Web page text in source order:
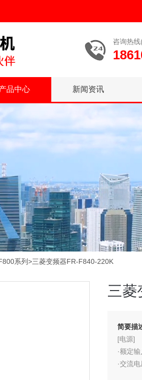
咨询热
品中心 新闻资讯
系列>三菱变频器FR-F840-220K
三菱
简要描
[电源]
·额定
·交流